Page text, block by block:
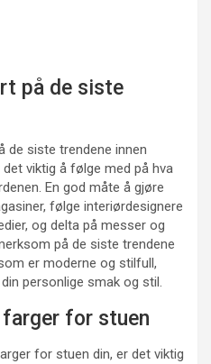
på de siste
de siste trendene innen
viktig å følge med på hva
En god måte å gjøre
følge interiørdesignere
og delta på messer og
på de siste trendene
er moderne og stilfull,
personlige smak og stil.
for stuen
for stuen din, er det viktig